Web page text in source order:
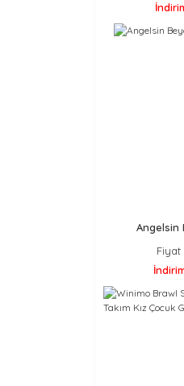
Angelsin
Fiyat